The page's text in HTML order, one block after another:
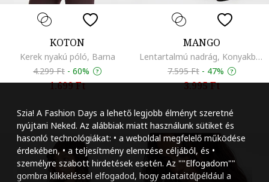
Szia! A Fashion Days a lehető legjobb élményt szeretné
nyújtani Neked. Az alábbiak miatt használunk sütiket és
hasonló technológiákat: • a weboldal megfelelő működése
érdekében, • a teljesítmény elemzése céljából, és •
személyre szabott hirdetések esetén. Az ""Elfogadom""
gombra klikkeléssel elfogadod, hogy adataitd(például a
KOTON
Kerek nyakú póló, Barna
4.299 Ft - 60%
1.699 Ft
MANGO
Lentartalmú nadrág, Konyakbarna
7.595 Ft - 47%
3.995 Ft
Szöveg méretének
Szóköz növelése
Szóköz csökkentése